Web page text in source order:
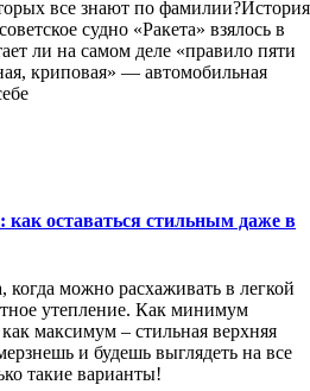
все знают по фамилии?История
судно «Ракета» взялось в
ли на самом деле «правило пяти
криповая» — автомобильная
оставаться стильным даже в
когда можно расхаживать в легкой
утепление. Как минимум
максимум – стильная верхняя
и будешь выглядеть на все
такие варианты!